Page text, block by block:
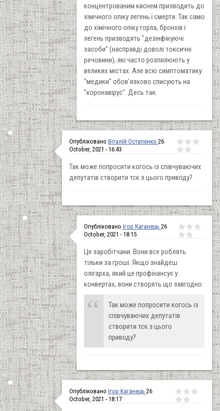
концентрованим киснем призводить до
хімічного опіку легень і смерти. Так само
до хімічного опіку горла, бронхів і
легень призводять "дезінфікуючі
засоби" (насправді доволі токсичні
речовини), які часто розпилюють у
великих містах. Але всю симптоматику
"медики" обов'язково списують на
"коронавірус". Десь так.
Опубліковано Віталій Остапенко 26
October, 2021 - 16:43
Так може попросити когось із співчуваючих
депутатів створити тск з цього приводу?
Опубліковано Ігор Каганець 26
October, 2021 - 18:15
Це заробітчани. Вони все роблять
тільки за гроші. Якщо знайдеш
олігарха, який це профінансує у
конвертах, вони створять що завгодно.
Так може попросити когось із
співчуваючих депутатів
створити тск з цього
приводу?
Опубліковано Ігор Каганець 26
October, 2021 - 18:17